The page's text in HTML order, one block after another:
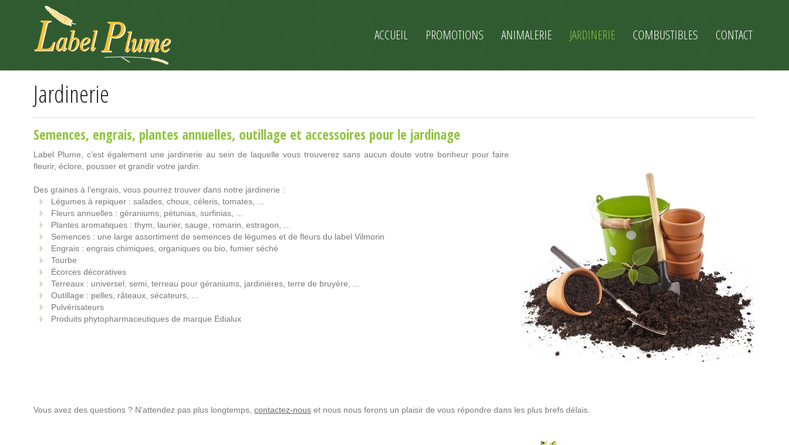
ACCUEIL PROMOTIONS ANIMALERIE JARDINERIE COMBUSTIBLES CONTACT
Jardinerie
Semences, engrais, plantes annuelles, outillage et accessoires pour le jardinage
Label Plume, c’est également une jardinerie au sein de laquelle vous trouverez sans aucun doute votre bonheur pour faire
fleurir, éclore, pousser et grandir votre jardin.
Des graines à l’engrais, vous pourrez trouver dans notre jardinerie :
Légumes à repiquer : salades, choux, céleris, tomates, ...
Fleurs annuelles : géraniums, pétunias, surfinias, ...
Plantes aromatiques : thym, laurier, sauge, romarin, estragon, ...
Semences : une large assortiment de semences de légumes et de fleurs du label Vilmorin
Engrais : engrais chimiques, organiques ou bio, fumier séché
Tourbe
Écorces décoratives
Terreaux : universel, semi, terreau pour géraniums, jardinières, terre de bruyère, ...
Outillage : pelles, râteaux, sécateurs, ...
Pulvérisateurs
Produits phytopharmaceutiques de marque Edialux
Vous avez des questions ? N’attendez pas plus longtemps, contactez-nous et nous nous ferons un plaisir de vous répondre dans les plus brefs délais.
Panneau de gestion des cookies